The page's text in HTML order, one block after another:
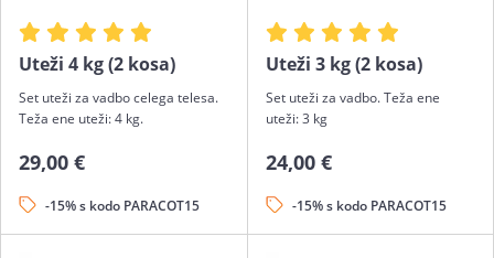
Uteži 4 kg (2 kosa)
Set uteži za vadbo celega telesa.
Teža ene uteži: 4 kg.
29,00 €
-15% s kodo PARACOT15
Uteži 3 kg (2 kosa)
Set uteži za vadbo. Teža ene
uteži: 3 kg
24,00 €
-15% s kodo PARACOT15